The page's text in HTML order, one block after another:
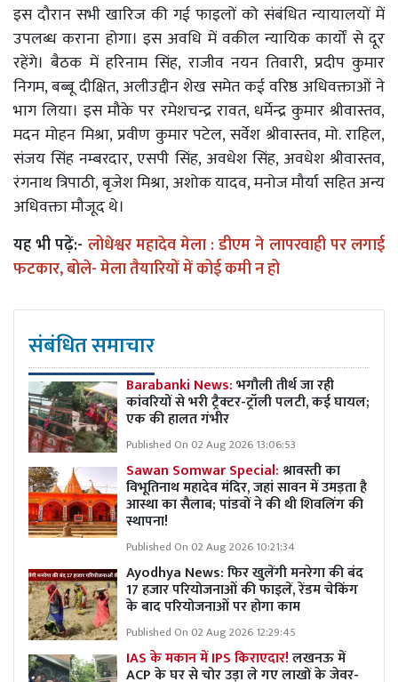
इस दौरान सभी खारिज की गई फाइलों को संबंधित न्यायालयों में
उपलब्ध कराना होगा। इस अवधि में वकील न्यायिक कार्यों से दूर
रहेंगे। बैठक में हरिनाम सिंह, राजीव नयन तिवारी, प्रदीप कुमार
निगम, बब्बू दीक्षित, अलीउद्दीन शेख समेत कई वरिष्ठ अधिवक्ताओं ने
भाग लिया। इस मौके पर रमेशचन्द्र रावत, धर्मेन्द्र कुमार श्रीवास्तव,
मदन मोहन मिश्रा, प्रवीण कुमार पटेल, सर्वेश श्रीवास्तव, मो. राहिल,
संजय सिंह नम्बरदार, एसपी सिंह, अवधेश सिंह, अवधेश श्रीवास्तव,
रंगनाथ त्रिपाठी, बृजेश मिश्रा, अशोक यादव, मनोज मौर्या सहित अन्य
अधिवक्ता मौजूद थे।
यह भी पढ़ें:- लोधेश्वर महादेव मेला : डीएम ने लापरवाही पर लगाई
फटकार, बोले- मेला तैयारियों में कोई कमी न हो
संबंधित समाचार
Barabanki News:भगौली तीर्थ जा रही
कांवरियों से भरी ट्रैक्टर-ट्रॉली पलटी, कई घायल;
एक की हालत गंभीर
Published On 02 Aug 2026 13:06:53
Sawan Somwar Special:श्रावस्ती का
विभूतिनाथ महादेव मंदिर, जहां सावन में उमड़ता है
आस्था का सैलाब; पांडवों ने की थी शिवलिंग की
स्थापना!
Published On 02 Aug 2026 10:21:34
Ayodhya News: फिर खुलेंगी मनरेगा की बंद
17 हजार परियोजनाओं की फाइलें, रेंडम चेकिंग
के बाद परियोजनाओं पर होगा काम
Published On 02 Aug 2026 12:29:45
IAS के मकान में IPS किराएदार!लखनऊ में
ACP के घर से चोर उड़ा ले गए लाखों के जेवर-